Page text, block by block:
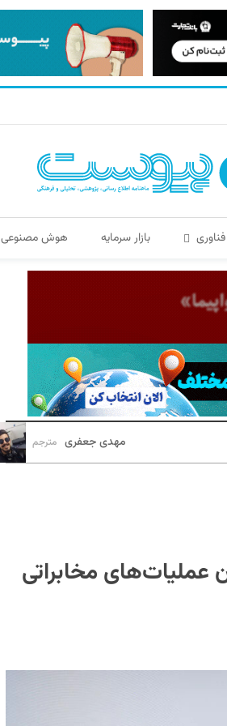
فناوری بازار سرمایه هوش مصنوعی
مهدی جعفری مترجم
عملیات‌های مخابراتی